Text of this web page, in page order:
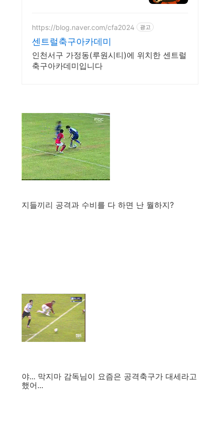
https://blog.naver.com/cfa2024 광고
센트럴축구아카데미
인천서구 가정동(루원시티)에 위치한 센트럴
축구아카데미입니다
지들끼리 공격과 수비를 다 하면 난 뭘하지?
야... 막지마 감독님이 요즘은 공격축구가 대세라고
했어...